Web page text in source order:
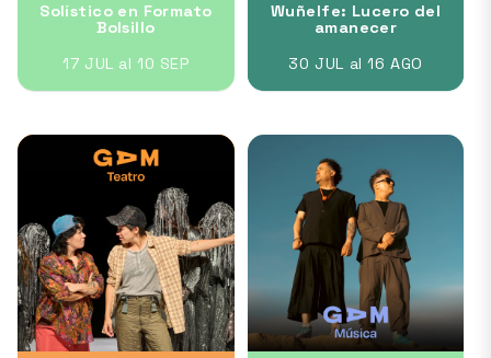
Solístico en Formato
Bolsillo
17 JUL al 10 SEP
Wuñelfe: Lucero del
amanecer
30 JUL al 16 AGO